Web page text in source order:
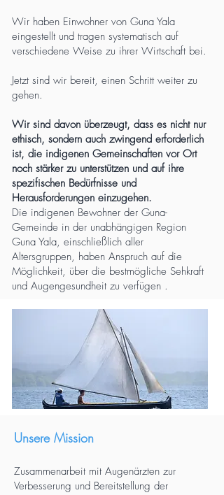
Wir haben Einwohner von Guna Yala
eingestellt und tragen systematisch auf
verschiedene Weise zu ihrer Wirtschaft bei.
Jetzt sind wir bereit, einen Schritt weiter zu
gehen.
Wir sind davon überzeugt, dass es nicht nur
ethisch, sondern auch zwingend erforderlich
ist, die indigenen Gemeinschaften vor Ort
noch stärker zu unterstützen und auf ihre
spezifischen Bedürfnisse und
Herausforderungen einzugehen.
Die indigenen Bewohner der Guna-
Gemeinde in der unabhängigen Region
Guna Yala, einschließlich aller
Altersgruppen, haben Anspruch auf die
Möglichkeit, über die bestmögliche Sehkraft
und Augengesundheit zu verfügen .
Unsere Mission
Zusammenarbeit mit Augenärzten zur
Verbesserung und Bereitstellung der